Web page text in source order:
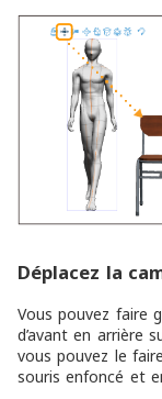
Déplacez la
Vous pouvez faire
d’avant en arrière
vous pouvez le
souris enfoncé et